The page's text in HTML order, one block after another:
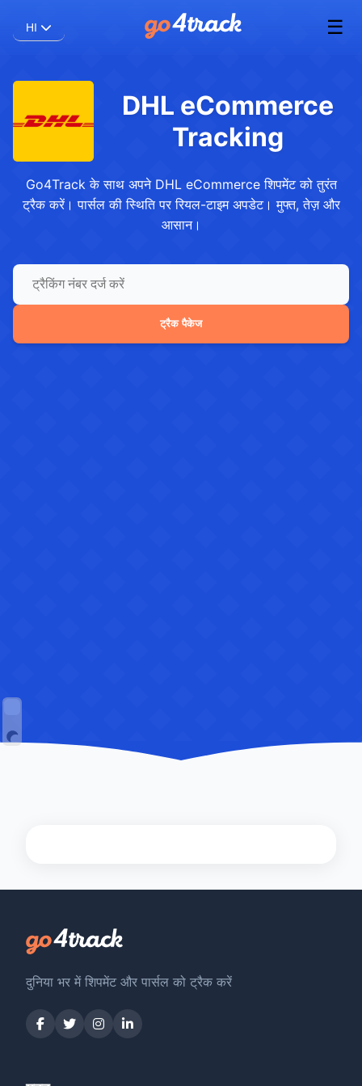
HI ☰
DHL eCommerce
Tracking
Go4Track के साथ अपने DHL eCommerce शिपमेंट को तुरंत
ट्रैक करें। पार्सल की स्थिति पर रियल-टाइम अपडेट। मुफ्त, तेज़ और
आसान।
ट्रैक पैकेज
दुनिया भर में शिपमेंट और पार्सल को ट्रैक करें